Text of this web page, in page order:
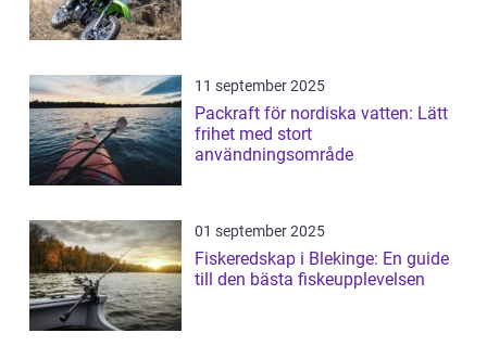
11 september 2025
Packraft för nordiska vatten: Lätt
frihet med stort
användningsområde
01 september 2025
Fiskeredskap i Blekinge: En guide
till den bästa fiskeupplevelsen